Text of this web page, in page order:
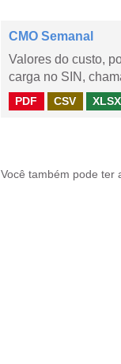
CMO Semanal
Valores do custo,
carga no SIN,
PDF CSV XLSX
Você também pode ter